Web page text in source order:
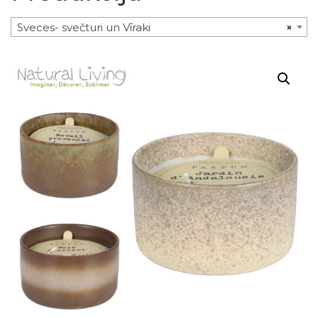
×
Sveces- svečturi un Vīraki